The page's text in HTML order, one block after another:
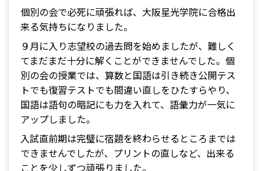
個別の会で必死に頑張れば、大阪星光学院に合格出
来る気持ちになりました。
９月に入り志望校の過去問を始めましたが、難しく
てまだまだ十分に解くことができませんでした。個
別の会の授業では、算数と国語は引き続き公開テス
トでも復習テストでも間違い直しをひたすらやり、
国語は語句の暗記にも力を入れて、語彙力が一気に
アップしました。
入試直前期は完璧に宿題を終わらせるところまでは
できませんでしたが、プリントの直しなど、出来る
ことを少しずつ頑張りました。